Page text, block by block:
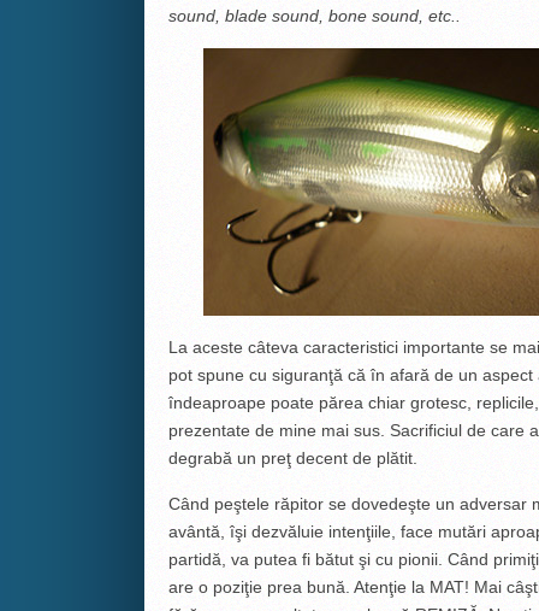
sound, blade sound, bone sound, etc..
La aceste câteva caracteristici importante se
pot spune cu siguranţă că în afară de un
îndeaproape poate părea chiar grotesc,
prezentate de mine mai sus. Sacrificiul de care
degrabă un preţ decent de plătit.
Când peştele răpitor se dovedeşte un adversar
avântă, îşi dezvăluie intenţiile, face mutări
partidă, va putea fi bătut şi cu pionii. Când
are o poziţie prea bună. Atenţie la MAT! Mai